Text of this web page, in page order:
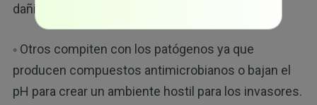
dañinas se filtren al torrente sanguíneo.
◦ Otros compiten con los patógenos ya que
producen compuestos antimicrobianos o bajan el
pH para crear un ambiente hostil para los invasores.